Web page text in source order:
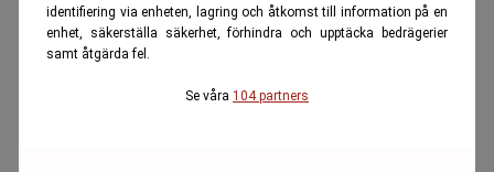
identifiering via enheten, lagring och åtkomst till information på en
enhet, säkerställa säkerhet, förhindra och upptäcka bedrägerier
samt åtgärda fel.
Se våra 104 partners